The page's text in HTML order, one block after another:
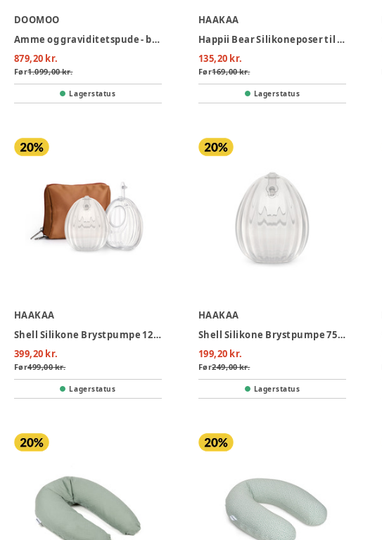
DOOMOO
Amme og graviditetspude - blomst
879,20 kr.
Før1.099,00 kr.
Lagerstatus
HAAKAA
Happii Bear Silikoneposer til mælk, 260ml - 2-pak
135,20 kr.
Før169,00 kr.
Lagerstatus
HAAKAA
Shell Silikone Brystpumpe 120ml - 2-pak
399,20 kr.
Før499,00 kr.
Lagerstatus
HAAKAA
Shell Silikone Brystpumpe 75ml
199,20 kr.
Før249,00 kr.
Lagerstatus